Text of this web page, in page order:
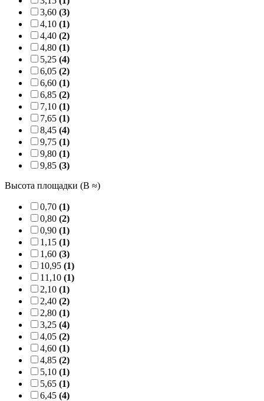
3,60 (3)
4,10 (1)
4,40 (2)
4,80 (1)
5,25 (4)
6,05 (2)
6,60 (1)
6,85 (2)
7,10 (1)
7,65 (1)
8,45 (4)
9,75 (1)
9,80 (1)
9,85 (3)
Высота площадки (B ≈)
0,70 (1)
0,80 (2)
0,90 (1)
1,15 (1)
1,60 (3)
10,95 (1)
11,10 (1)
2,10 (1)
2,40 (2)
2,80 (1)
3,25 (4)
4,05 (2)
4,60 (1)
4,85 (2)
5,10 (1)
5,65 (1)
6,45 (4)